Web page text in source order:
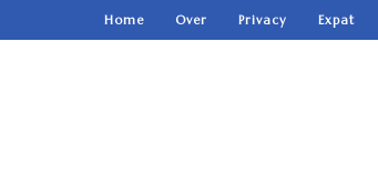
Home Over Privacy Expat